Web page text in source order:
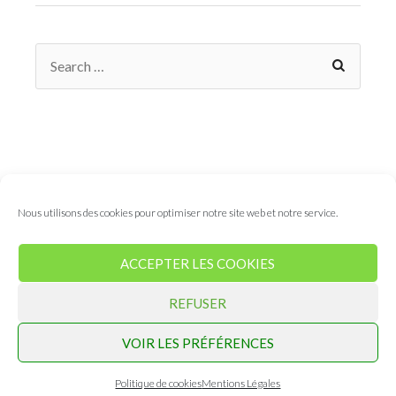
Nous utilisons des cookies pour optimiser notre site web et notre service.
ACCEPTER LES COOKIES
REFUSER
VOIR LES PRÉFÉRENCES
Politique de cookiesMentions Légales
©2015-Jusqu’a aujourd’hui – Maison de la randonnée en
Siège : 220, Grande Rue 73210 Aime La Plagne – Adresse